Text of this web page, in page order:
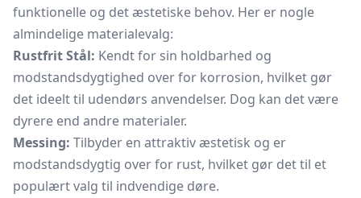
funktionelle og det æstetiske behov. Her er nogle
almindelige materialevalg:
Rustfrit Stål: Kendt for sin holdbarhed og
modstandsdygtighed over for korrosion, hvilket gør
det ideelt til udendørs anvendelser. Dog kan det være
dyrere end andre materialer.
Messing: Tilbyder en attraktiv æstetisk og er
modstandsdygtig over for rust, hvilket gør det til et
populært valg til indvendige døre.